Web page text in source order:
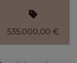
535.000,00 €